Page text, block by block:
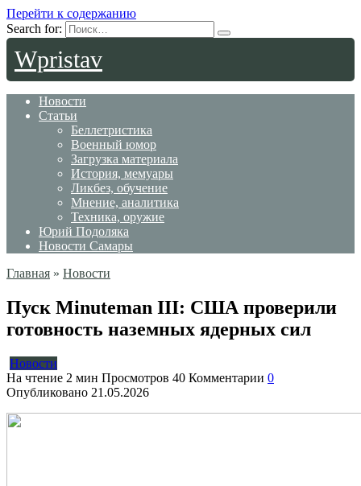
Перейти к содержанию
Search for:
Wpristav
Новости
Статьи
Беллетристика
Военный юмор
Загрузка материала
История, мемуары
Ликбез, обучение
Мнение, аналитика
Техника, оружие
Юрий Подоляка
Новости Самары
Главная » Новости
Пуск Minuteman III: США проверили
готовность наземных ядерных сил
Новости
На чтение 2 мин Просмотров 40 Комментарии 0
Опубликовано 21.05.2026